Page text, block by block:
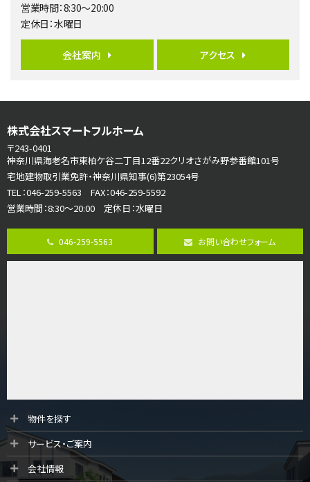
第6位
4ＳＬＤＫ
海老名駅
さがみ野駅
歩17分
ご家族が集まるLDKは１７．５帖とゆとりある広さ…
第8位
3,598万円
4ＬＤＫ
長後駅
第10位
3,990万円
古淵駅
営業時間：8:30～20:00
定休日：水曜日
会社案内 アクセス
株式会社スマートフルホーム
〒243-0401
神奈川県海老名市東柏ケ谷二丁目12番22クリオさがみ野参番館101号
宅地建物取引業免許・神奈川県知事(6)第23054号
TEL：046-259-5563 FAX：046-259-5592
営業時間：8:30～20:00 定休日：水曜日
046-259-5563 お問い合わせフォーム
物件を探す
サービス・ご案内
会社情報